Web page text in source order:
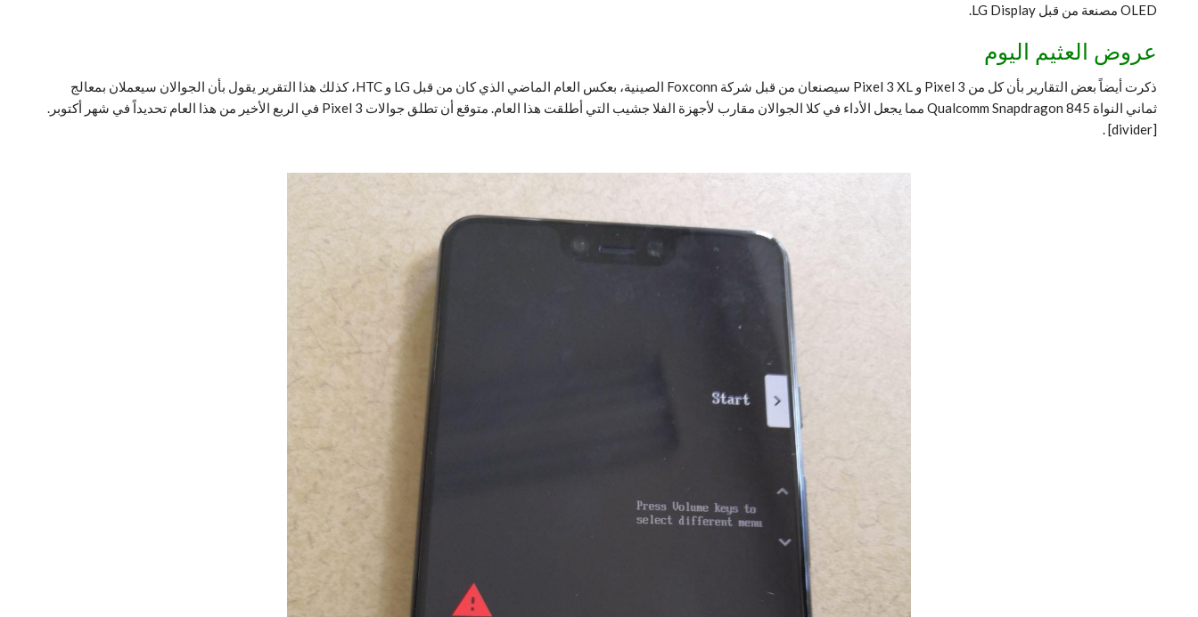
OLED مصنعة من قبل LG Display.
عروض العثيم اليوم
ذكرت أيضاً بعض التقارير بأن كل من Pixel 3 و Pixel 3 XL سيصنعان من قبل شركة Foxconn الصينية، بعكس العام الماضي الذي كان من قبل LG و HTC، كذلك هذا التقرير يقول بأن الجوالان سيعملان بمعالج
ثماني النواة Qualcomm Snapdragon 845 مما يجعل الأداء في كلا الجوالان مقارب لأجهزة الفلا جشيب التي أطلقت هذا العام. متوقع أن تطلق جوالات Pixel 3 في الربع الأخير من هذا العام تحديداً في شهر أكتوبر.
[divider]
.